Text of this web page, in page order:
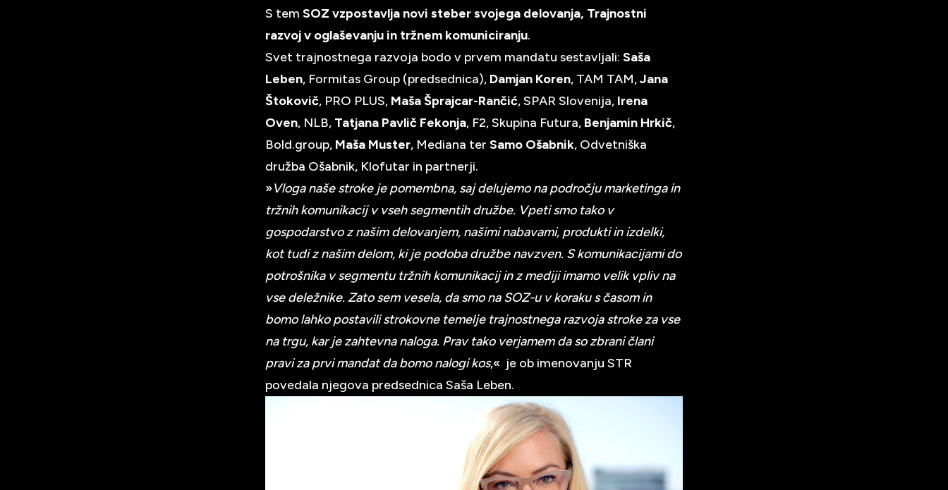
S temSOZ vzpostavlja novi steber svojega delovanja, Trajnostni
razvoj v oglaševanju in tržnem komuniciranju.
Svet trajnostnega razvoja bodo v prvem mandatu sestavljali:Saša
Leben, Formitas Group (predsednica), Damjan Koren, TAM TAM,Jana
Štokovič, PRO PLUS, Maša Šprajcar-Rančić, SPAR Slovenija, Irena
Oven, NLB, Tatjana Pavlič Fekonja, F2, Skupina Futura, Benjamin Hrkič,
Bold.group, Maša Muster, Mediana terSamo Ošabnik, Odvetniška
družba Ošabnik, Klofutar in partnerji.
»Vloga naše stroke je pomembna, saj delujemo na področju marketinga in
tržnih komunikacij v vseh segmentih družbe. Vpeti smo tako v
gospodarstvo z našim delovanjem, našimi nabavami, produkti in izdelki,
kot tudi z našim delom, ki je podoba družbe navzven. S komunikacijami do
potrošnika v segmentu tržnih komunikacij in z mediji imamo velik vpliv na
vse deležnike. Zato sem vesela, da smo na SOZ-u v koraku s časom in
bomo lahko postavili strokovne temelje trajnostnega razvoja stroke za vse
na trgu, kar je zahtevna naloga. Prav tako verjamem da so zbrani člani
pravi za prvi mandat da bomo nalogi kos,« je ob imenovanju STR
povedala njegova predsednica Saša Leben.